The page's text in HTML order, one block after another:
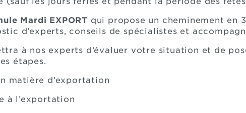
Mardi EXPORT qui propose un cheminement en
d’experts, conseils de spécialistes et
à nos experts d’évaluer votre situation et de
étapes.
matière d’exportation
à l’exportation